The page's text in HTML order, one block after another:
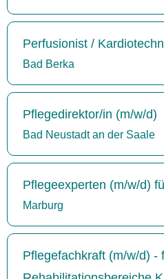
Perfusionist /
Bad Berka
Pflegedirektor/in (m/w/d)
Bad Neustadt an der Saale
Pflegeexperten (m/w/d)
Marburg
Pflegefachkraft (m/w/d) -